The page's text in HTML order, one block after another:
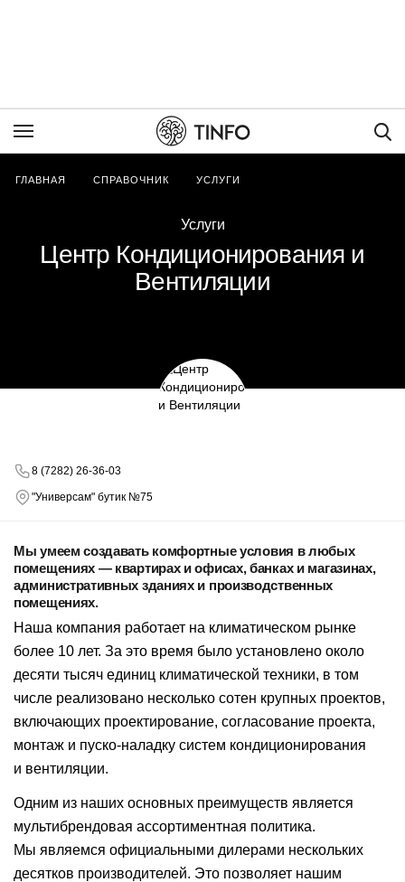
ГЛАВНАЯ СПРАВОЧНИК УСЛУГИ
Услуги
Центр Кондиционирования и
Вентиляции
8 (7282) 26-36-03
"Универсам" бутик №75
Мы умеем создавать комфортные условия в любых
помещениях — квартирах и офисах, банках и магазинах,
административных зданиях и производственных
помещениях.
Наша компания работает на климатическом рынке
более 10 лет. За это время было установлено около
десяти тысяч единиц климатической техники, в том
числе реализовано несколько сотен крупных проектов,
включающих проектирование, согласование проекта,
монтаж и пуско-наладку систем кондиционирования
и вентиляции.
Одним из наших основных преимуществ является
мультибрендовая ассортиментная политика.
Мы являемся официальными дилерами нескольких
десятков производителей. Это позволяет нашим